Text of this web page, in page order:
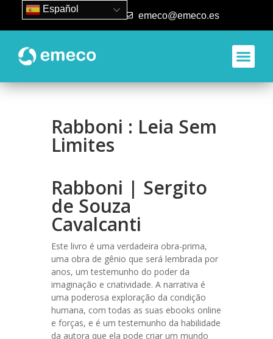
93 840 50 80 emeco@emeco.es
Rabboni : Leia Sem
Limites
Rabboni | Sergito
de Souza
Cavalcanti
Este livro é uma verdadeira obra-prima,
uma obra de gênio que será lembrada por
anos, um testemunho do poder da
imaginação e criatividade. A narrativa é
uma poderosa exploração da condição
humana, com todas as suas ebooks online
e forças, e é um testemunho da habilidade
da autora que ela pode criar um mundo
Español